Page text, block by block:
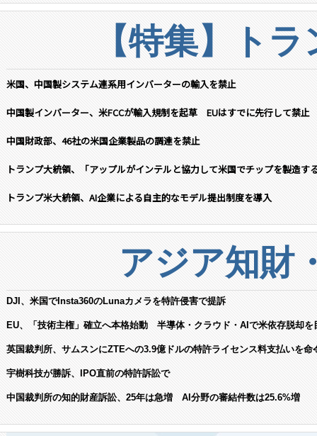
【特集】ト
米国、中国製システム連系用インバーターの輸入を禁止
中国製インバーター、米FCCが輸入規制を起草 EUはすでに先行して禁止
中国財政部、46社の米国企業製品の調達を禁止
トランプ大統領、「アップルがインテルと協力して米国でチップを製造す
トランプ米大統領、AI企業による自主的なモデル提出制度を導入
アジア知財
DJI、米国でInsta360のLunaカメラを特許侵害で提訴
EU、「技術主権」確立へ本格始動 半導体・クラウド・AIで米依存脱却を
英国裁判所、サムスンにZTEへの3.9億ドルの特許ライセンス料支払いを命
宇樹科技が勝訴、IPO直前の特許訴訟で
中国裁判所の知的財産訴訟、25年は急増 AI分野の審結件数は25.6%増